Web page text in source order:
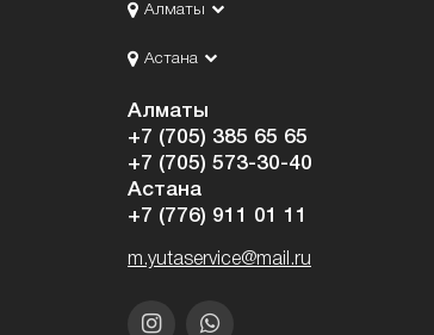
Алматы
Астана
Алматы
+7 (705) 385 65 65
+7 (705) 573-30-40
Астана
+7 (776) 911 01 11
m.yutaservice@mail.ru